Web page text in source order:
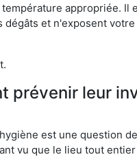
appropriée. Il
et n'exposent
prévenir leur
est une question
vu que le lieu tout